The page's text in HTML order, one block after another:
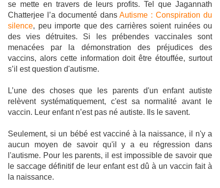
se mette en travers de leurs profits. Tel que Jagannath
Chatterjee l’a documenté dansAutisme : Conspiration du
silence, peu importe que des carrières soient ruinées ou
des vies détruites. Si les prébendes vaccinales sont
menacées par la démonstration des préjudices des
vaccins, alors cette information doit être étouffée, surtout
s’il est question d'autisme.
L’une des choses que les parents d'un enfant autiste
relèvent systématiquement, c'est sa normalité avant le
vaccin. Leur enfant n’est pas né autiste. Ils le savent.
Seulement, si un bébé est vacciné à la naissance, il n'y a
aucun moyen de savoir qu'il y a eu régression dans
l'autisme. Pour les parents, il est impossible de savoir que
le saccage définitif de leur enfant est dû à un vaccin fait à
la naissance.